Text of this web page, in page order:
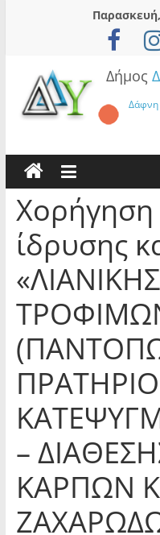
Δήμος
Δάφνη
Χορήγηση
ίδρυσης
ΠΡΑΤΗΡΙΟ
–
ΚΑΡΠΩΝ